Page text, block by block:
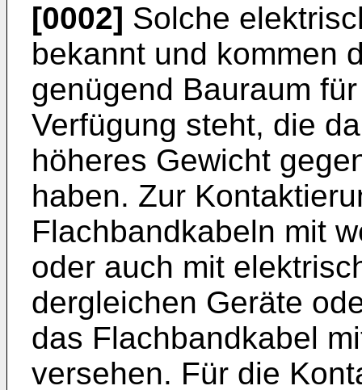
[0002] Solche
bekannt und kommen
genügend Bauraum
Verfügung steht, die
höheres Gewicht
haben. Zur
Flachbandkabeln mit
oder auch mit
dergleichen Geräte
das Flachbandkabel
versehen. Für die